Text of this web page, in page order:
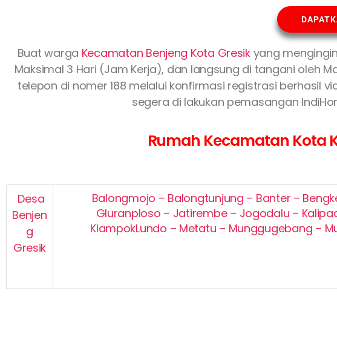
Buat warga Kecamatan Benjeng Kota Gresik yang
Maksimal 3 Hari (Jam Kerja), dan langsung di tangani oleh
telepon di nomer 188 melalui konfirmasi registrasi berhasil
segera di lakukan pemasangan
Rumah Kecamatan Kota
Desa
Benjen
g
Gresik
Balongmojo – Balongtunjung – Banter –
Gluranploso – Jatirembe – Jogodalu –
KlampokLundo – Metatu – Munggugebang –